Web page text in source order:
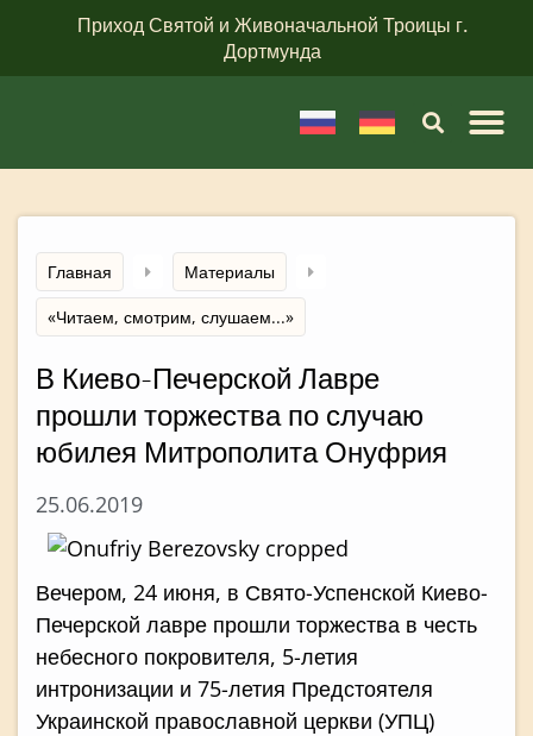
Приход Святой и Живоначальной Троицы г.
Дортмунда
Главная
Материалы
«Читаем, смотрим, слушаем...»
В Киево-Печерской Лавре
прошли торжества по случаю
юбилея Митрополита Онуфрия
25.06.2019
Вечером, 24 июня, в Свято-Успенской Киево-
Печерской лавре прошли торжества в честь
небесного покровителя, 5-летия
интронизации и 75-летия Предстоятеля
Украинской православной церкви (УПЦ)